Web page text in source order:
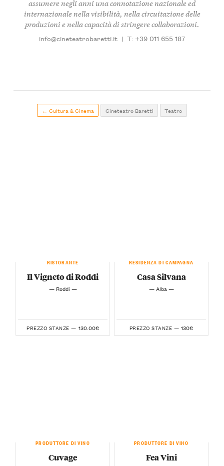
assumere negli anni una connotazione nazionale ed
internazionale nella visibilità, nella circuitazione delle
produzioni e nella capacità di stringere collaborazioni.
info@cineteatrobaretti.it | T: +39 011 655 187
← Cultura & Cinema Cineteatro Baretti Teatro
RISTORANTE
Il Vigneto di Roddi
— Roddi —
PREZZO STANZE — 130.00€
RESIDENZA DI CAMPAGNA
Casa Silvana
— Alba —
PREZZO STANZE — 130€
PRODUTTORE DI VINO
Cuvage
PRODUTTORE DI VINO
Fea Vini